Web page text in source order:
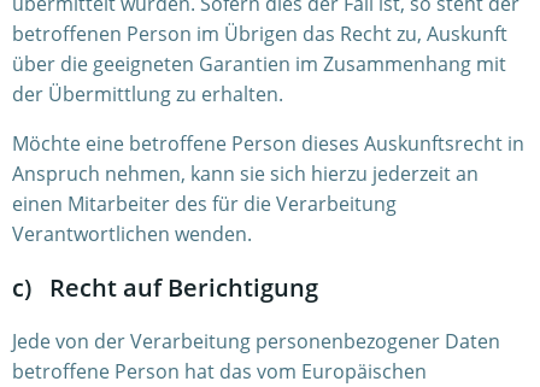
betroffenen Person im Übrigen das Recht zu, Auskunft
über die geeigneten Garantien im Zusammenhang mit
der Übermittlung zu erhalten.
Möchte eine betroffene Person dieses Auskunftsrecht in
Anspruch nehmen, kann sie sich hierzu jederzeit an
einen Mitarbeiter des für die Verarbeitung
Verantwortlichen wenden.
c) Recht auf Berichtigung
Jede von der Verarbeitung personenbezogener Daten
betroffene Person hat das vom Europäischen